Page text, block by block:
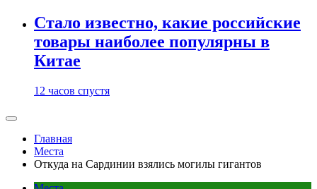
Стало известно, какие российские
товары наиболее популярны в
Китае
12 часов спустя
Главная
Места
Откуда на Сардинии взялись могилы гигантов